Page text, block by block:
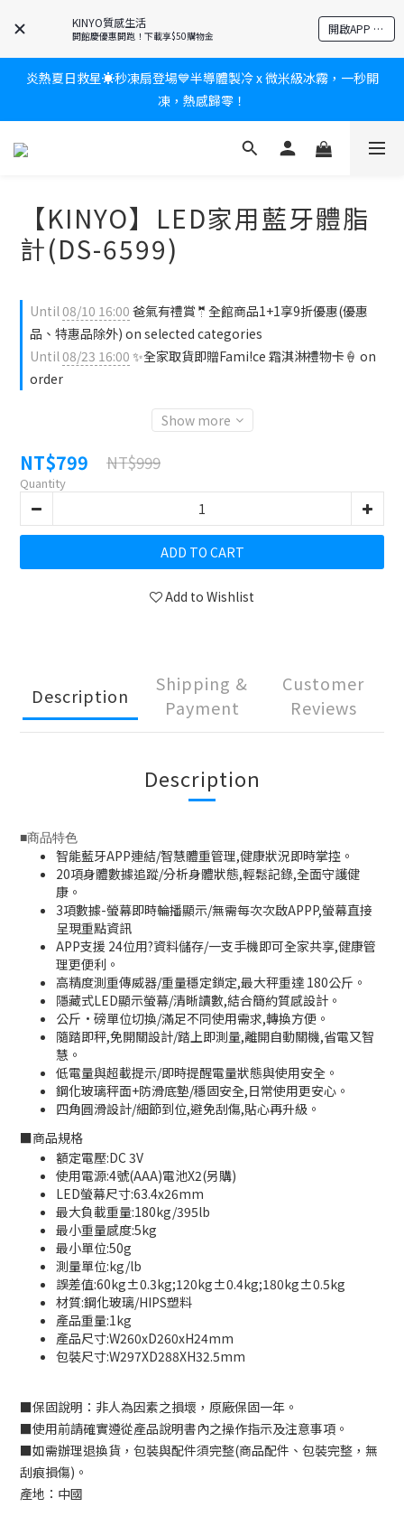
KINYO質感生活
開館慶優惠開跑！下載享$50購物金 開啟APP 享隱藏優惠
新會員送$100購物金✨再享消費回饋無極限
爸氣有禮賞🎁全館任2件9折✨刮鬍刀、按摩家電、電動牙刷、藍芽
耳機🎀給爸爸一個驚喜大禮包
炎熱夏日救星☀️秒凍扇登場💙半導體製冷 x 微米級冰霧，一秒開
凍，熱感歸零！
新會員送$100購物金✨再享消費回饋無極限
【KINYO】LED家用藍牙體脂
計(DS-6599)
Until08/10 16:00 爸氣有禮賞🤵全館商品1+1享9折優惠(優惠
品、特惠品除外) on selected categories
Until08/23 16:00 ✨全家取貨即贈Fami!ce 霜淇淋禮物卡🍦 on
order
Show more
NT$799 NT$999
Quantity
ADD TO CART
Add to Wishlist
Description
Shipping &
Payment
Customer
Reviews
Description
■商品特色
智能藍牙APP連結/智慧體重管理,健康狀況即時掌控。
20項身體數據追蹤/分析身體狀態,輕鬆記錄,全面守護健
康。
3項數據-螢幕即時輪播顯示/無需每次次啟APPP,螢幕直接
呈現重點資訊
APP支援 24位用?資料儲存/一支手機即可全家共享,健康管
理更便利。
高精度測重傳威器/重量穩定鎖定,最大秤重達 180公斤。
隱藏式LED顯示螢幕/清晰讀數,結合簡約質感設計。
公斤·磅單位切換/滿足不同使用需求,轉換方便。
隨踏即秤,免開關設計/踏上即測量,離開自動關機,省電又智
慧。
低電量與超載提示/即時提醒電量狀態與使用安全。
鋼化玻璃秤面+防滑底墊/穩固安全,日常使用更安心。
四角圓滑設計/細節到位,避免刮傷,貼心再升級。
■商品規格
額定電壓:DC 3V
使用電源:4號(AAA)電池X2(另購)
LED螢幕尺寸:63.4x26mm
最大負載重量:180kg/395lb
最小重量感度:5kg
最小單位:50g
測量單位:kg/lb
誤差值:60kg±0.3kg;120kg±0.4kg;180kg±0.5kg
材質:鋼化玻璃/HIPS塑料
產品重量:1kg
產品尺寸:W260xD260xH24mm
包裝尺寸:W297XD288XH32.5mm
■保固說明：非人為因素之損壞，原廠保固一年。
■使用前請確實遵從產品說明書內之操作指示及注意事項。
■如需辦理退換貨，包裝與配件須完整(商品配件、包裝完整，無
刮痕損傷) 。
產地：中國